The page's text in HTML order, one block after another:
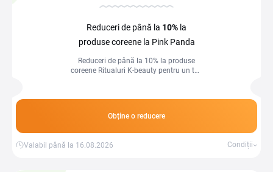
Reduceri de până la 10% la
produse coreene la Pink Panda
Reduceri de până la 10% la produse
coreene Ritualuri K-beauty pentru un ten
Obține o reducere
Valabil până la 16.08.2026 Condiții